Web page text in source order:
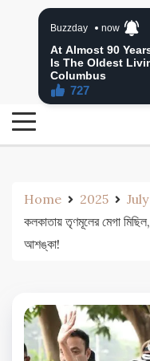
24 Ghanta
24 Ghanta Bengali News
Home 2025 July
কলকাতায় তৃণমূলের মেগা
আশঙ্কা!